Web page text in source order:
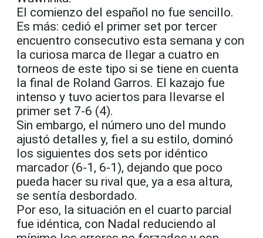
El comienzo del español no fue sencillo.
Es más: cedió el primer set por tercer
encuentro consecutivo esta semana y con
la curiosa marca de llegar a cuatro en
torneos de este tipo si se tiene en cuenta
la final de Roland Garros. El kazajo fue
intenso y tuvo aciertos para llevarse el
primer set 7-6 (4).
Sin embargo, el número uno del mundo
ajustó detalles y, fiel a su estilo, dominó
los siguientes dos sets por idéntico
marcador (6-1, 6-1), dejando que poco
pueda hacer su rival que, ya a esa altura,
se sentía desbordado.
Por eso, la situación en el cuarto parcial
fue idéntica, con Nadal reduciendo al